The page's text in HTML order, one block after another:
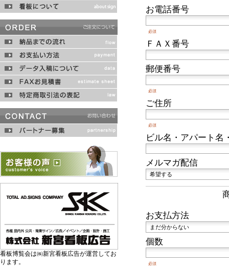
お電話番号
必須
ＦＡＸ番号
郵便番号
必須
ご住所
必須
ビル名・アパート名
メルマガ配信
お支払方法
個数
必須
看板博覧会は㈱新宮看板広告が運営してお
ります。